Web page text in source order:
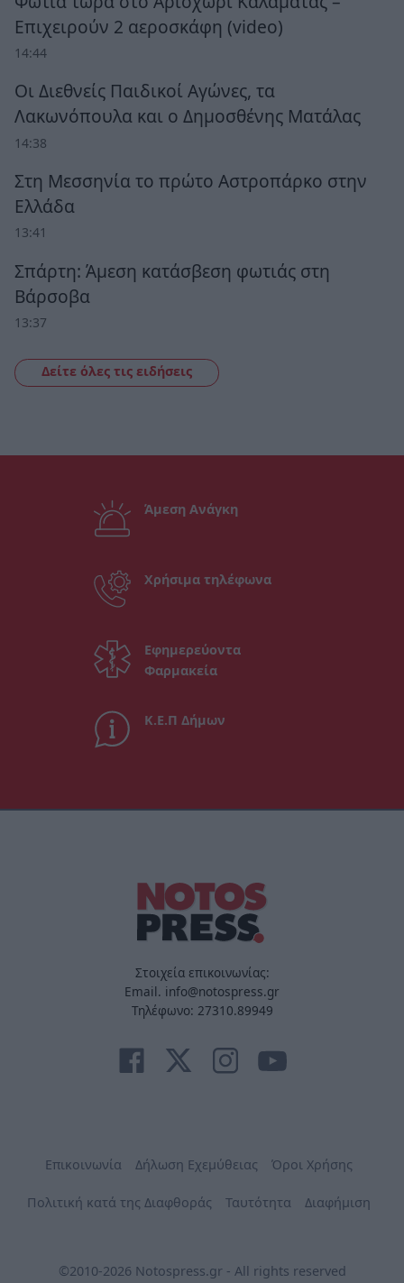
Επιχειρούν 2 αεροσκάφη (video)
14:44
Οι Διεθνείς Παιδικοί Αγώνες, τα
Λακωνόπουλα και ο Δημοσθένης Ματάλας
14:38
Στη Μεσσηνία το πρώτο Αστροπάρκο στην
Ελλάδα
13:41
Σπάρτη: Άμεση κατάσβεση φωτιάς στη
Βάρσοβα
13:37
Δείτε όλες τις ειδήσεις
Άμεση Ανάγκη
Χρήσιμα τηλέφωνα
Εφημερεύοντα
Φαρμακεία
Κ.Ε.Π Δήμων
Στοιχεία επικοινωνίας:
Email. info@notospress.gr
Τηλέφωνο: 27310.89949
Επικοινωνία Δήλωση Εχεμύθειας Όροι Χρήσης
Πολιτική κατά της Διαφθοράς Ταυτότητα Διαφήμιση
©2010-2026 Notospress.gr - All rights reserved